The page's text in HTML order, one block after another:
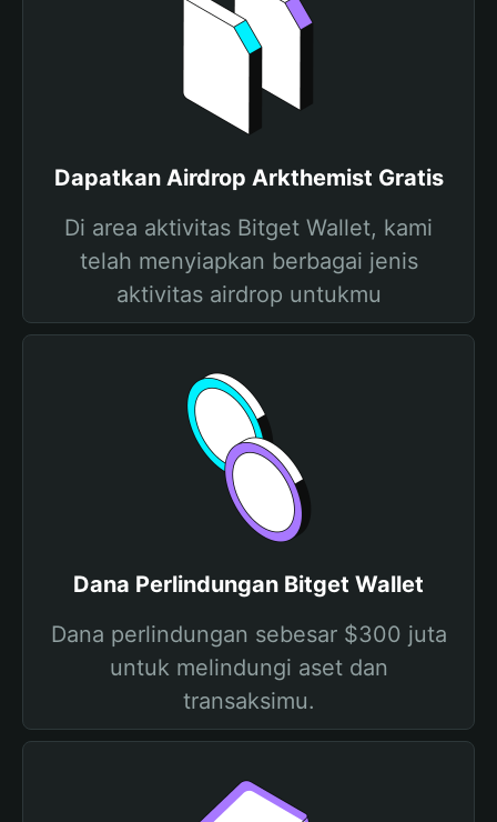
Dapatkan Airdrop Arkthemist Gratis
Di area aktivitas Bitget Wallet, kami
telah menyiapkan berbagai jenis
aktivitas airdrop untukmu
Dana Perlindungan Bitget Wallet
Dana perlindungan sebesar $300 juta
untuk melindungi aset dan
transaksimu.